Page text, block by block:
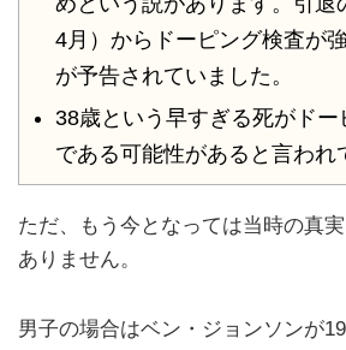
4月）からドーピング検査が
が予告されていました。
38歳という早すぎる死がドー
である可能性があると言われ
ただ、もう今となっては当時の真
ありません。
男子の場合はベン・ジョンソンが